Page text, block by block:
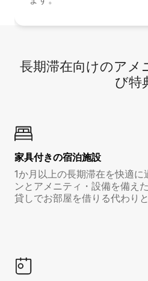
長期滞在向け⁠のア⁠メ⁠
び特⁠
家具付き⁠の宿⁠泊⁠施⁠設
1か月以上の長期滞在を快適
ンとアメニティ・設備を備え
貸しでお部屋を借りる代わり